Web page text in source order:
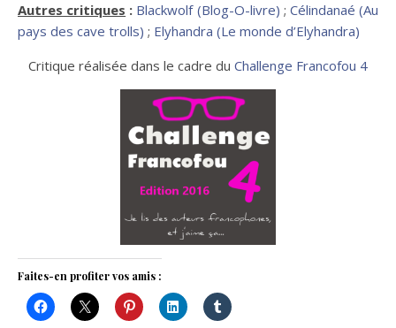
Autres critiques : Blackwolf (Blog-O-livre) ; Célindanaé (Au
pays des cave trolls) ; Elyhandra (Le monde d’Elyhandra)
Critique réalisée dans le cadre du Challenge Francofou 4
Faites-en profiter vos amis :